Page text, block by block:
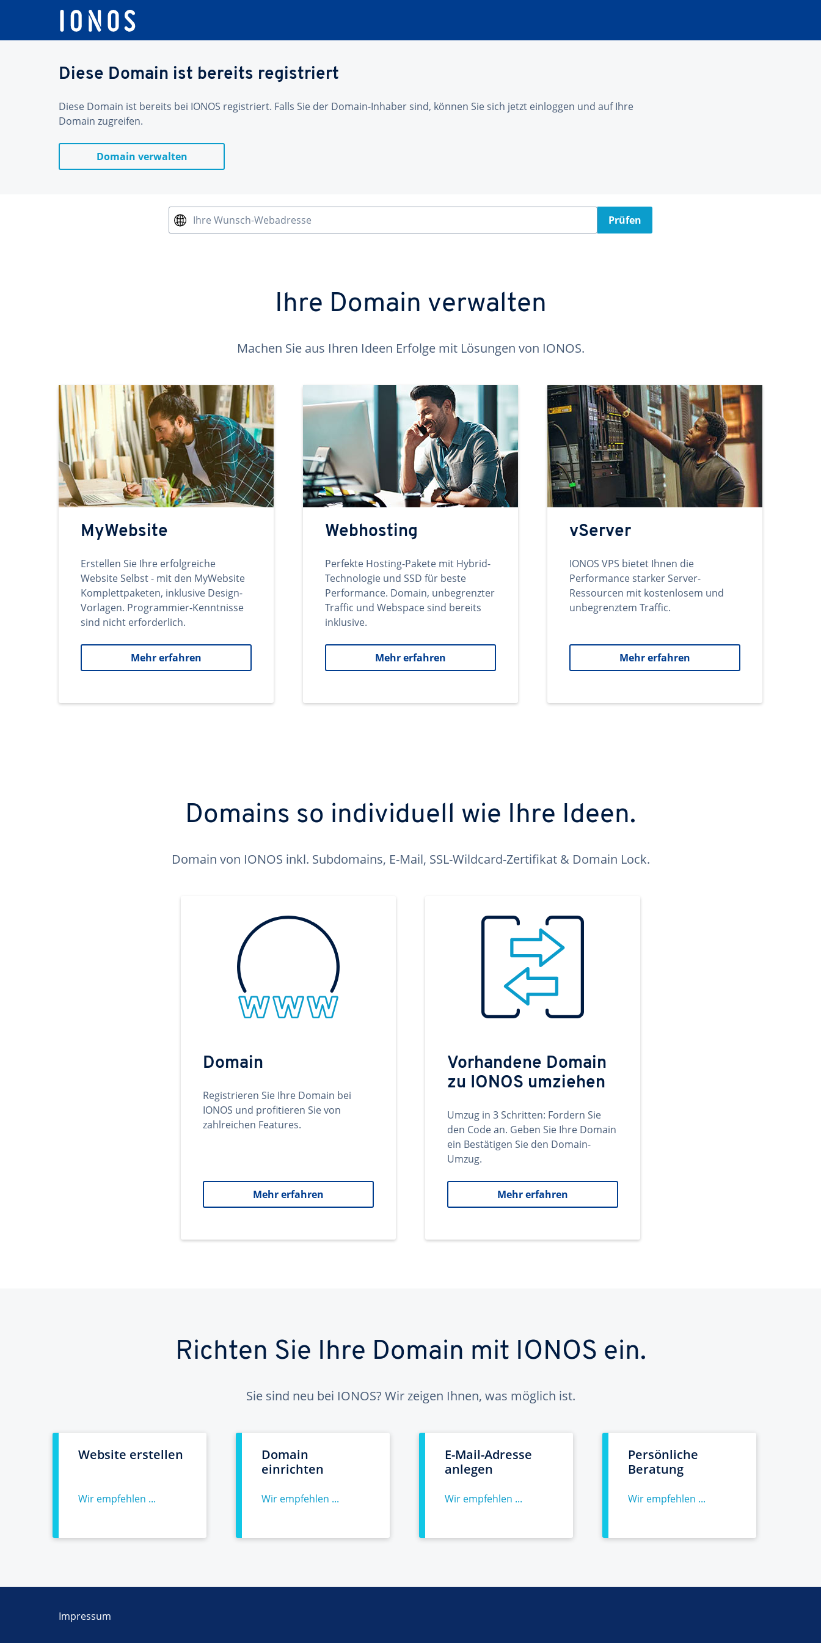
Diese Domain ist bereits registriert
Diese Domain ist bereits bei IONOS registriert. Falls Sie der Domain-Inhaber sind, können Sie sich jetzt einloggen und auf Ihre
Domain zugreifen.
Domain verwalten
Ihre Wunsch-Webadresse Prüfen
Ihre Domain verwalten
Machen Sie aus Ihren Ideen Erfolge mit Lösungen von IONOS.
MyWebsite
Erstellen Sie Ihre erfolgreiche
Website Selbst - mit den MyWebsite
Komplettpaketen, inklusive Design-
Vorlagen. Programmier-Kenntnisse
sind nicht erforderlich.
Mehr erfahren
Webhosting
Perfekte Hosting-Pakete mit Hybrid-
Technologie und SSD für beste
Performance. Domain, unbegrenzter
Traffic und Webspace sind bereits
inklusive.
Mehr erfahren
vServer
IONOS VPS bietet Ihnen die
Performance starker Server-
Ressourcen mit kostenlosem und
unbegrenztem Traffic.
Mehr erfahren
Domains so individuell wie Ihre Ideen.
Domain von IONOS inkl. Subdomains, E-Mail, SSL-Wildcard-Zertifikat & Domain Lock.
Domain
Registrieren Sie Ihre Domain bei
IONOS und profitieren Sie von
zahlreichen Features.
Mehr erfahren
Vorhandene Domain
zu IONOS umziehen
Umzug in 3 Schritten: Fordern Sie
den Code an. Geben Sie Ihre Domain
ein Bestätigen Sie den Domain-
Umzug.
Mehr erfahren
Richten Sie Ihre Domain mit IONOS ein.
Sie sind neu bei IONOS? Wir zeigen Ihnen, was möglich ist.
Website erstellen
Wir empfehlen ...
Domain
einrichten
Wir empfehlen ...
E-Mail-Adresse
anlegen
Wir empfehlen ...
Persönliche
Beratung
Wir empfehlen ...
Impressum